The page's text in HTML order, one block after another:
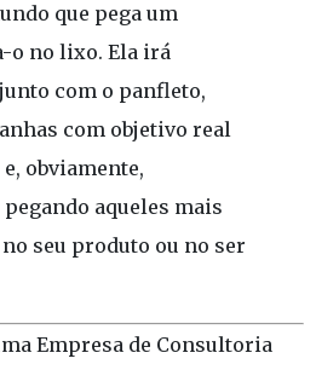
que pega um
o no lixo. Ela irá
com o panfleto,
com objetivo real
obviamente,
aqueles mais
seu produto ou no ser
Empresa de Consultoria